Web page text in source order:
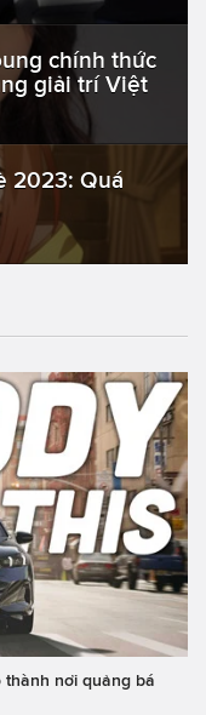
chính thức
giải trí Việt
2023: Quá
nơi quảng bá